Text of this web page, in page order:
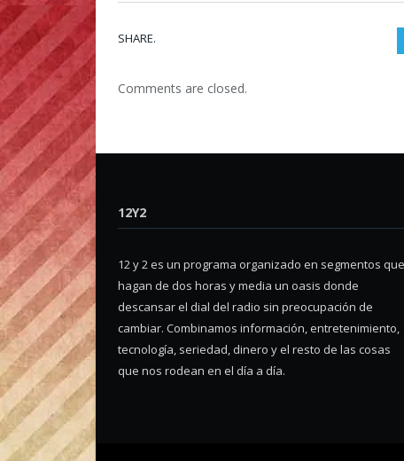
SHARE.
Comments are closed.
12Y2
12 y 2 es un programa organizado en segmentos que
hagan de dos horas y media un oasis donde
descansar el dial del radio sin preocupación de
cambiar. Combinamos información, entretenimiento,
tecnología, seriedad, dinero y el resto de las cosas
que nos rodean en el día a día.